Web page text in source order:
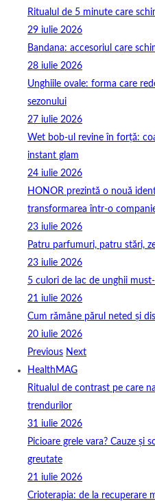
Ritualul de 5 minute care
29 iulie 2026
Bandana: accesoriul care
28 iulie 2026
Unghiile ovale: forma care
sezonului
27 iulie 2026
Wet bob-ul revine în forță:
instant glam
24 iulie 2026
HONOR prezintă o nouă
transformarea într-o
23 iulie 2026
Patru parfumuri, patru stări,
23 iulie 2026
5 culori de lac de unghii
21 iulie 2026
Cum rămâne părul neted și
20 iulie 2026
Previous Next
HealthMAG
Ritualul de contrast pe care
trendurilor
31 iulie 2026
Picioare grele vara? Cauze și
greutate
21 iulie 2026
Crioterapia: de la recuperare